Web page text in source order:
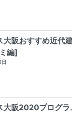
タイル建築探訪
大阪おすすめ近代
編]
大阪2020プログラ